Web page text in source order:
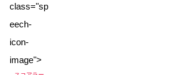
class="sp
eech-
icon-
image">